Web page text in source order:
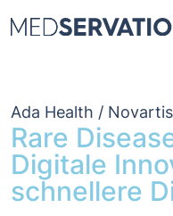
Ada Health / Novartis
Rare
Digitale
schnellere